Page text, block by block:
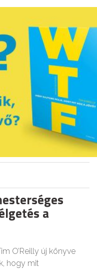
a
O’Reilly új könyve
hogy mit